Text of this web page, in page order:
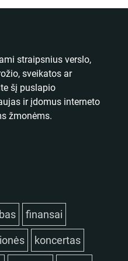
straipsnius verslo,
sveikatos ar
šį puslapio
ir įdomus interneto
žmonėms.
finansai
koncertas